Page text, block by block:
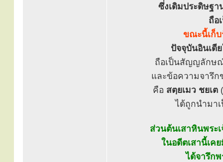
ซึ่งเดิมประดิษฐ
ถือ
ขณะนี้เก็
ปัจจุบันอินเดี
ถือเป็นสัญญลักษณ์
และข้อความจารึก
คือ สตฺยเมว ชยเต
ได้ถูกนำมา
ส่วนต้นเสาหินพระ
ในอดีตเสานี้เค
ได้จารึกพ